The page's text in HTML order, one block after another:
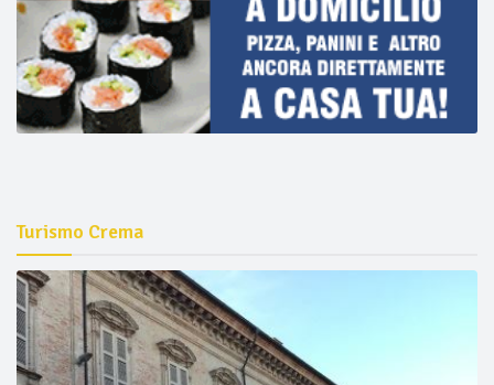
Turismo Crema